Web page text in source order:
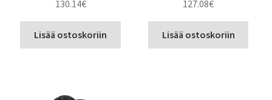
130.14€
Lisää ostoskoriin
127.08€
Lisää ostoskoriin